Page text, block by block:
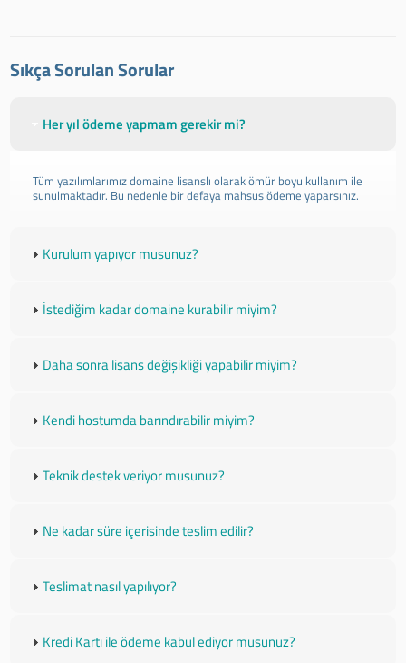
Sıkça Sorulan Sorular
Her yıl ödeme yapmam gerekir mi?
Tüm yazılımlarımız domaine lisanslı olarak ömür boyu kullanım ile
sunulmaktadır. Bu nedenle bir defaya mahsus ödeme yaparsınız.
Kurulum yapıyor musunuz?
İstediğim kadar domaine kurabilir miyim?
Daha sonra lisans değişikliği yapabilir miyim?
Kendi hostumda barındırabilir miyim?
Teknik destek veriyor musunuz?
Ne kadar süre içerisinde teslim edilir?
Teslimat nasıl yapılıyor?
Kredi Kartı ile ödeme kabul ediyor musunuz?